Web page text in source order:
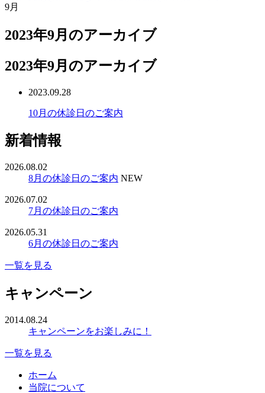
9月
2023年9月のアーカイブ
2023年9月のアーカイブ
2023.09.28
10月の休診日のご案内
新着情報
2026.08.02
8月の休診日のご案内 NEW
2026.07.02
7月の休診日のご案内
2026.05.31
6月の休診日のご案内
一覧を見る
キャンペーン
2014.08.24
キャンペーンをお楽しみに！
一覧を見る
ホーム
当院について